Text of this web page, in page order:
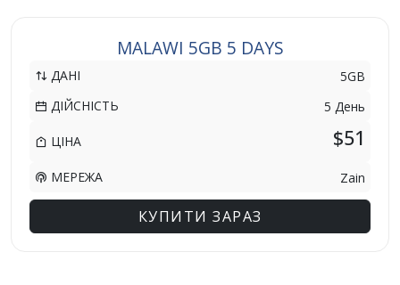
MALAWI 5GB 5 DAYS
ДАНІ
5GB
ДІЙСНІСТЬ
5 День
ЦІНА $51
МЕРЕЖА Zain
КУПИТИ ЗАРАЗ